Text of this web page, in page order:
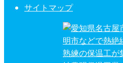
サイトマップ